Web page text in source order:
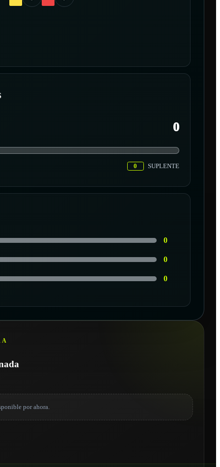
0
0 SUPLENTE
0
0
0
por ahora.